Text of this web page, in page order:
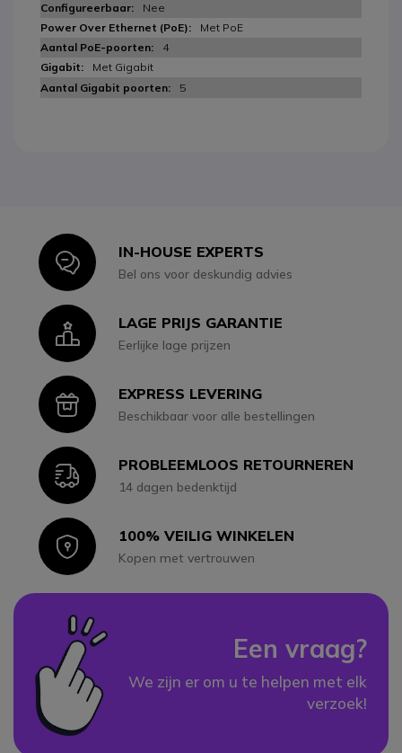
Nee
Met PoE
4
Met Gigabit
5
IconIN-HOUSE EXPERTS
Bel ons voor deskundig advies
IconLAGE PRIJS GARANTIE
Eerlijke lage prijzen
IconEXPRESS LEVERING
Beschikbaar voor alle bestellingen
IconPROBLEEMLOOS RETOURNEREN
14 dagen bedenktijd
Icon100% VEILIG WINKELEN
Kopen met vertrouwen
Een vraag?
We zijn er om u te helpen met elk
verzoek!